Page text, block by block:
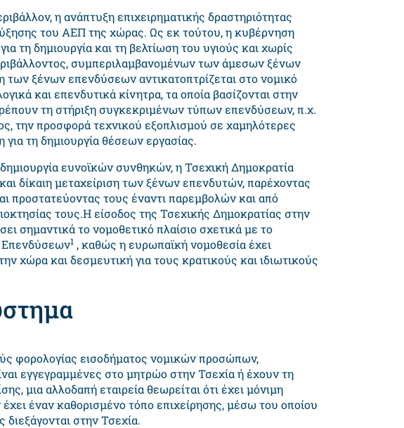
η ανάπτυξη επιχειρηματικής δραστηριότητας
του ΑΕΠ της χώρας. Ως εκ τούτου, η κυβέρνηση
τη δημιουργία και τη βελτίωση του υγιούς και χωρίς
συμπεριλαμβανομένων των άμεσων ξένων
ξένων επενδύσεων αντικατοπτρίζεται στο νομικό
και επενδυτικά κίνητρα, τα οποία βασίζονται στην
τη στήριξη συγκεκριμένων τύπων επενδύσεων, π.χ.
την προσφορά τεχνικού εξοπλισμού σε χαμηλότερες
για τη δημιουργία θέσεων εργασίας.
ευνοϊκών συνθηκών, η Τσεχική Δημοκρατία
και δίκαιη μεταχείριση των ξένων επενδυτών, παρέχοντας
προστατεύοντας τους έναντι παρεμβολών και από
τους.Η είσοδος της Τσεχικής Δημοκρατίας στην
σημαντικά το νομοθετικό πλαίσιο σχετικά με το
1 , καθώς η ευρωπαϊκή νομοθεσία έχει
χώρα και δεσμευτική για τους κρατικούς και ιδιωτικούς
φορολογίας εισοδήματος νομικών προσώπων,
εγγεγραμμένες στο μητρώο στην Τσεχία ή έχουν τη
μια αλλοδαπή εταιρεία θεωρείται ότι έχει μόνιμη
έναν καθορισμένο τόπο επιχείρησης, μέσω του οποίου
διεξάγονται στην Τσεχία.